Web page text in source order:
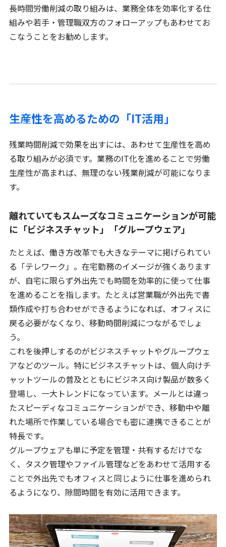
長時間労働削減の取り組みは、業務全体を効率化する仕
組みや若手・管理職双方のフォローアップもあわせてお
こなうことをお勧めします。
生産性を高めるための「IT活用」
残業時間削減で効果を出すには、あわせて生産性を高め
る取り組みが必須です。業務のIT化を進めることで労働
生産性が高まれば、無理のない残業削減が可能になりま
す。
離れていてもスムーズなコミュニケーションが可能
に「ビジネスチャット」「グループウェア」
たとえば、働き方改革でも大きなテーマに掲げられてい
る「テレワーク」。在宅勤務のイメージが強くあります
が、自宅に限らず外出先でも時間を効率的に使って仕事
を進めることを指します。たとえば営業職が外出先で書
類作成や打ち合わせができるようになれば、オフィスに
戻る必要がなくなり、移動時間削減につながるでしょ
う。
これを後押しするのがビジネスチャットやグループウェ
アなどのツール。特にビジネスチャットは、個人向けチ
ャットツールの普及とともにビジネス向け製品が数多く
登場し、一大トレンドになっています。メールとは違っ
たスピーディなコミュニケーションができ、移動中や離
れた場所で作業している場合でも密に連携できることが
特長です。
グループウェアも単に予定を管理・共有するだけでな
く、タスク管理やファイル管理などをあわせて活用する
ことで外出先でもオフィスと同じように仕事を進められ
るようになり、隙間時間を有効に活用できます。